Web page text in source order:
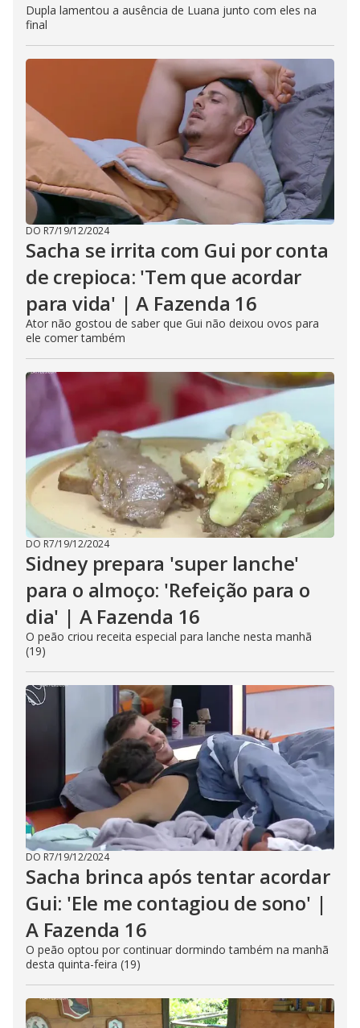
Dupla lamentou a ausência de Luana junto com eles na
final
DO R7/19/12/2024
Sacha se irrita com Gui por conta
de crepioca: 'Tem que acordar
para vida' | A Fazenda 16
Ator não gostou de saber que Gui não deixou ovos para
ele comer também
DO R7/19/12/2024
Sidney prepara 'super lanche'
para o almoço: 'Refeição para o
dia' | A Fazenda 16
O peão criou receita especial para lanche nesta manhã
(19)
DO R7/19/12/2024
Sacha brinca após tentar acordar
Gui: 'Ele me contagiou de sono' |
A Fazenda 16
O peão optou por continuar dormindo também na manhã
desta quinta-feira (19)